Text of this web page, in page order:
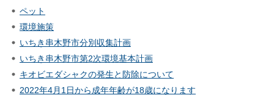
ペット
環境施策
いちき串木野市分別収集計画
いちき串木野市第2次環境基本計画
キオビエダシャクの発生と防除について
2022年4月1日から成年年齢が18歳になります